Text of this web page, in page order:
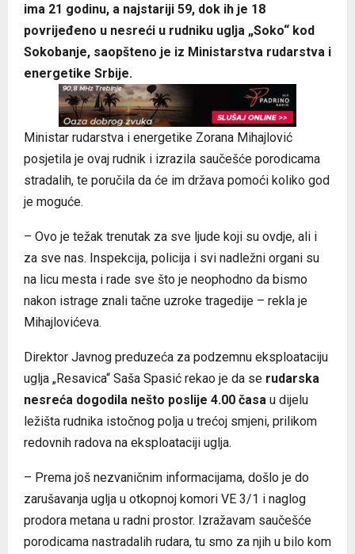
ima 21 godinu, a najstariji 59, dok ih je 18
povrijeđeno u nesreći u rudniku uglja „Soko“ kod
Sokobanje, saopšteno je iz Ministarstva rudarstva i
energetike Srbije.
Ministar rudarstva i energetike Zorana Mihajlović
posjetila je ovaj rudnik i izrazila saučešće porodicama
stradalih, te poručila da će im država pomoći koliko god
je moguće.
– Ovo je težak trenutak za sve ljude koji su ovdje, ali i
za sve nas. Inspekcija, policija i svi nadležni organi su
na licu mesta i rade sve što je neophodno da bismo
nakon istrage znali tačne uzroke tragedije – rekla je
Mihajlovićeva.
Direktor Јavnog preduzeća za podzemnu eksploataciju
uglja „Resavica“ Saša Spasić rekao je da se rudarska
nesreća dogodila nešto poslije 4.00 časa u dijelu
ležišta rudnika istočnog polja u trećoj smjeni, prilikom
redovnih radova na eksploataciji uglja.
– Prema još nezvaničnim informacijama, došlo je do
zarušavanja uglja u otkopnoj komori VE 3/1 i naglog
prodora metana u radni prostor. Izražavam saučešće
porodicama nastradalih rudara, tu smo za njih u bilo kom